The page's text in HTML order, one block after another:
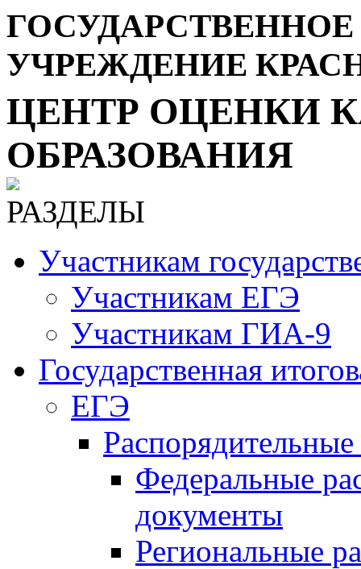
УЧРЕЖДЕНИЕ
ЦЕНТР ОЦЕНКИ
ОБРАЗОВАНИЯ
РАЗДЕЛЫ
Участникам
Участникам ЕГЭ
Участникам ГИА-9
Государственная
ЕГЭ
Федеральные
документы
Региональные